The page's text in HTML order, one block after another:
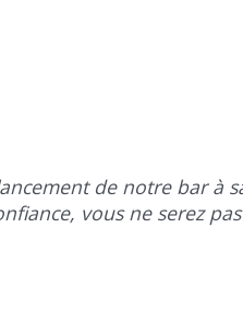
de notre bar à
vous ne serez